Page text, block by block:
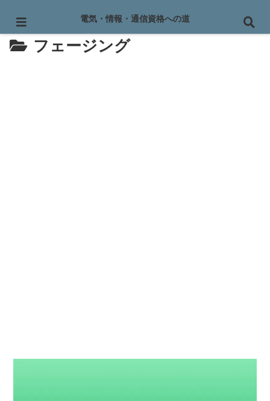
フェージング
電気・情報・通信資格への道